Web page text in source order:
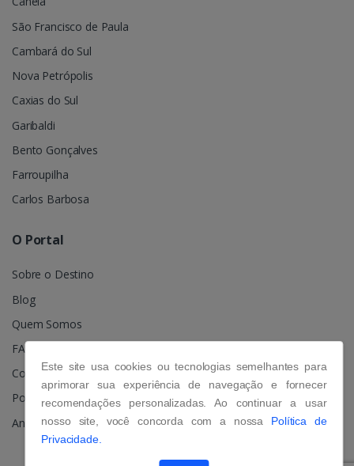
São Francisco de Paula
Cambará do Sul
Nova Petrópolis
Caxias do Sul
Garibaldi
Bento Gonçalves
Farroupilha
Carlos Barbosa
O Portal
Sobre o Destino
Blog
Quem Somos
FAQ
Contato
Política de Privacidade
Anuncie
Este site usa cookies ou tecnologias semelhantes para
aprimorar sua experiência de navegação e fornecer
recomendações personalizadas. Ao continuar a usar
nosso site, você concorda com a nossa Política de
Privacidade.